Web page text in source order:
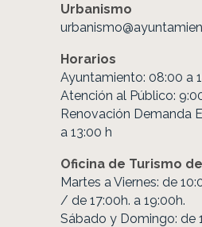
Urbanismo
Horarios
Ayuntamiento: 08:00 a
Atención al Público:
Renovación Demanda
a 13:00 h
Oficina de Turismo
Martes a Viernes: de
/ de 17:00h. a 19:00h.
Sábado y Domingo: de